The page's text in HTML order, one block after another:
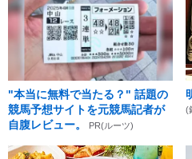
"本当に無料で当たる？" 話題の
競馬予想サイトを元競馬記者が
自腹レビュー。
PR(ルーツ)
(